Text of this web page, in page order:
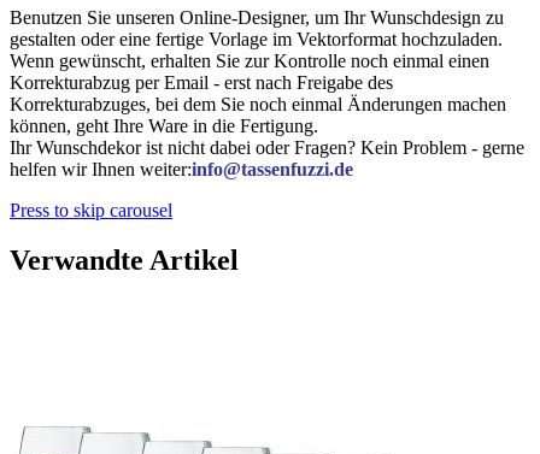
Benutzen Sie unseren Online-Designer, um Ihr Wunschdesign zu
gestalten oder eine fertige Vorlage im Vektorformat hochzuladen.
Wenn gewünscht, erhalten Sie zur Kontrolle noch einmal einen
Korrekturabzug per Email - erst nach Freigabe des
Korrekturabzuges, bei dem Sie noch einmal Änderungen machen
können, geht Ihre Ware in die Fertigung.
Ihr Wunschdekor ist nicht dabei oder Fragen? Kein Problem - gerne
helfen wir Ihnen weiter:info@tassenfuzzi.de
Press to skip carousel
Verwandte Artikel